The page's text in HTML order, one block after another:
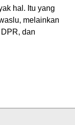
hal. Itu yang
melainkan
dan